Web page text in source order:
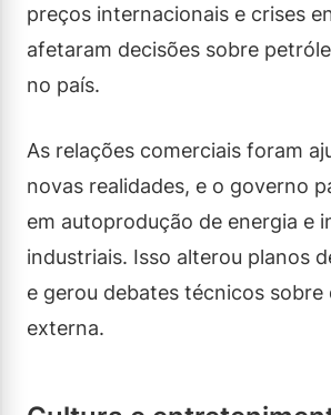
preços internacionais e crises
afetaram decisões sobre
no país.
As relações comerciais foram
novas realidades, e o governo
em autoprodução de energia e
industriais. Isso alterou planos
e gerou debates técnicos sobre
externa.